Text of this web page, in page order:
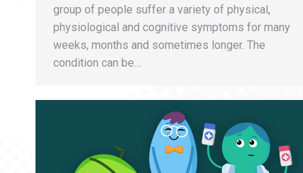
group of people suffer a variety of physical,
physiological and cognitive symptoms for many
weeks, months and sometimes longer. The
condition can be…